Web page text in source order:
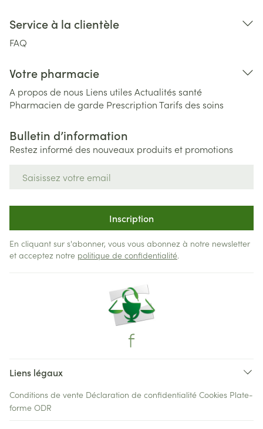
Service à la clientèle
FAQ
Votre pharmacie
A propos de nous Liens utiles Actualités santé
Pharmacien de garde PrescriptionTarifs des soins
Bulletin d’information
Restez informé des nouveaux produits et promotions
Inscription
En cliquant sur s'abonner, vous vous abonnez à notre newsletter
et acceptez notre politique de confidentialité.
Liens légaux
Conditions de vente Déclaration de confidentialité Cookies Plate-
forme ODR